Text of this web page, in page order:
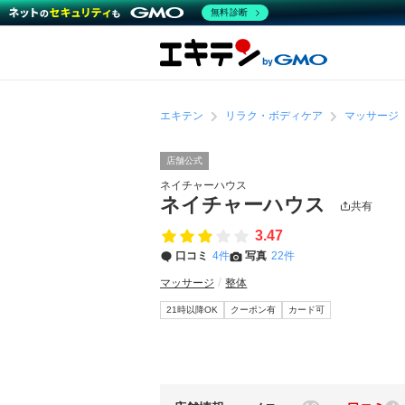
エキテン リラク・ボディケア マッサージ
店舗公式
ネイチャーハウス
ネイチャーハウス 共有
3.47
口コミ 4件 写真 22件
マッサージ 整体
21時以降OK クーポン有 カード可
無料診断